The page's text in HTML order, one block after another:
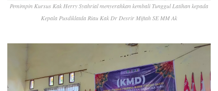
Pemimpin Kursus Kak Herry Syahrial menyerahkan kembali Tunggul Latihan kepada
Kepala Pusdiklatda Riau Kak Dr Desrir Miftah SE MM Ak